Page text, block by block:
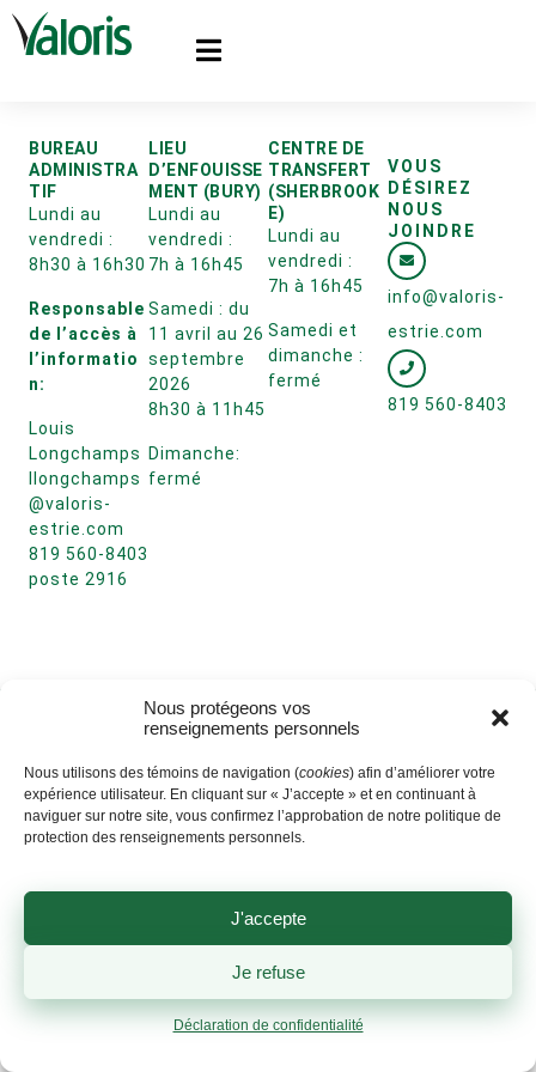
Nous protégeons vos
renseignements personnels
Nous utilisons des témoins de navigation (cookies) afin d’améliorer votre
expérience utilisateur. En cliquant sur « J’accepte » et en continuant à
naviguer sur notre site, vous confirmez l’approbation de notre politique de
protection des renseignements personnels.
J'accepte
Je refuse
Déclaration de confidentialité
BUREAU
ADMINISTRA
TIF
Lundi au
vendredi :
8h30 à 16h30
Responsable
de l’accès à
l’informatio
n:
Louis
Longchamps
llongchamps
@valoris-
estrie.com
819 560-8403
poste 2916
LIEU
D’ENFOUISSE
MENT (BURY)
Lundi au
vendredi :
7h à 16h45
Samedi : du
11 avril au 26
septembre
2026
8h30 à 11h45
Dimanche:
fermé
CENTRE DE
TRANSFERT
(SHERBROOK
E)
Lundi au
vendredi :
7h à 16h45
Samedi et
dimanche :
fermé
VOUS
DÉSIREZ
NOUS
JOINDRE
info@valoris-
estrie.com
819 560-8403